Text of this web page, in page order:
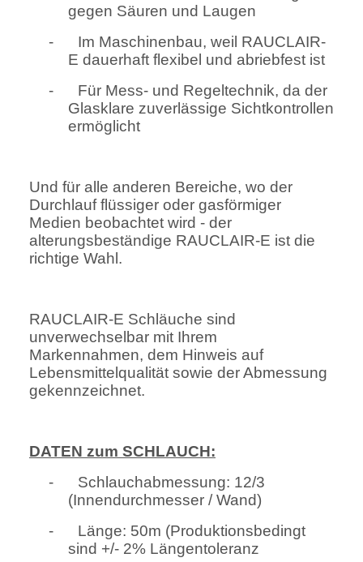
gegen Säuren und Laugen
-
Im Maschinenbau, weil RAUCLAIR-
E dauerhaft flexibel und abriebfest ist
-
Für Mess- und Regeltechnik, da der
Glasklare zuverlässige Sichtkontrollen
ermöglicht
Und für alle anderen Bereiche, wo der
Durchlauf flüssiger oder gasförmiger
Medien beobachtet wird - der
alterungsbeständige RAUCLAIR-E ist die
richtige Wahl.
RAUCLAIR-E Schläuche sind
unverwechselbar mit Ihrem
Markennahmen, dem Hinweis auf
Lebensmittelqualität sowie der Abmessung
gekennzeichnet.
DATEN zum SCHLAUCH:
-
Schlauchabmessung: 12/3
(Innendurchmesser / Wand)
-
Länge: 50m (Produktionsbedingt
sind +/- 2% Längentoleranz